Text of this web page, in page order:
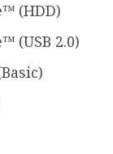
(HDD)
(USB 2.0)